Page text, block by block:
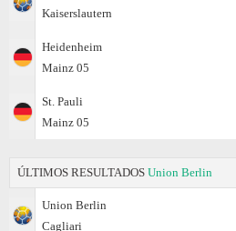
Kaiserslautern
Heidenheim
Mainz 05
St. Pauli
Mainz 05
ÚLTIMOS RESULTADOS Union Berlin
Union Berlin
Cagliari